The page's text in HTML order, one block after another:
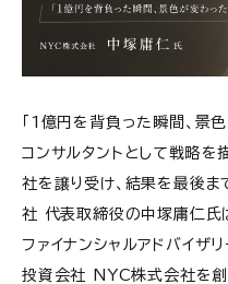
「1億円を背負った瞬間、景色
コンサルタントとして戦略を
社を譲り受け、結果を最後
社 代表取締役の中塚庸仁氏は
ファイナンシャルアドバイザ
投資会社 NYC株式会社を創